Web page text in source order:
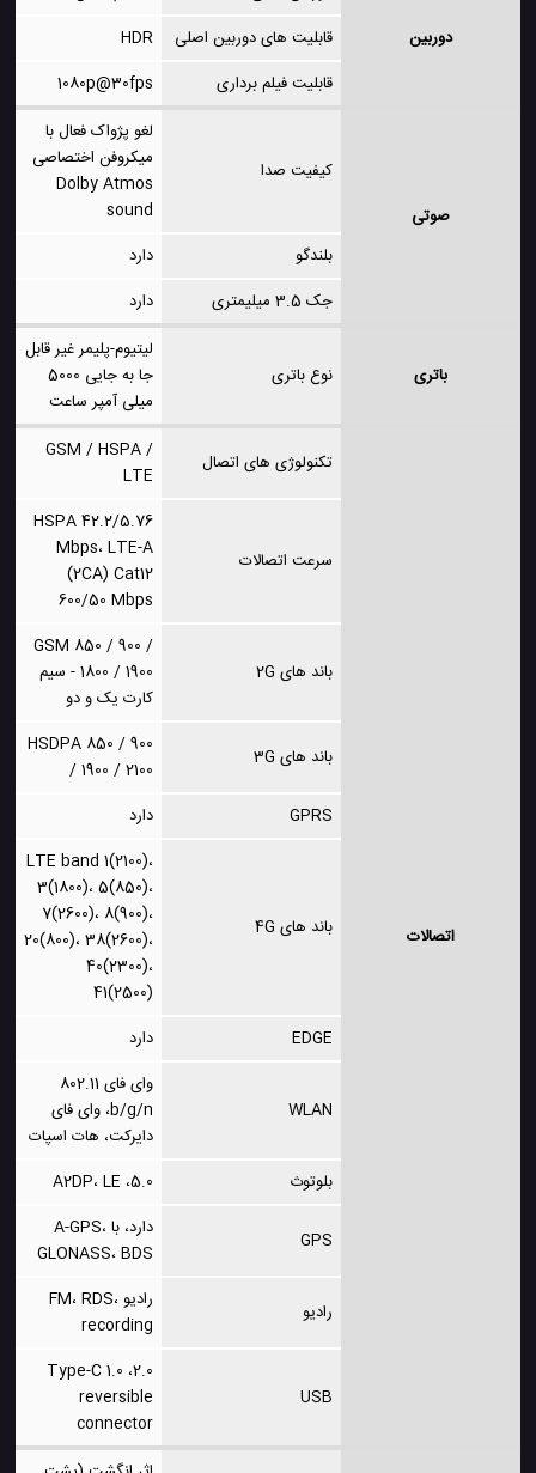
دوربین
قابلیت های دوربین اصلی
HDR
قابلیت فیلم برداری
1080p@30fps
صوتی
کیفیت صدا
لغو پژواک فعال با
میکروفن اختصاصی
Dolby Atmos
sound
بلندگو
دارد
جک 3.5 میلیمتری
دارد
باتری نوع باتری
لیتیوم-پلیمر غیر قابل
جا به جایی 5000
میلی آمپر ساعت
اتصالات
تکنولوژی های اتصال
GSM / HSPA /
LTE
سرعت اتصالات
HSPA 42.2/5.76
Mbps، LTE-A
(2CA) Cat12
600/50 Mbps
باند های 2G
GSM 850 / 900 /
1800 / 1900 - سیم
کارت یک و دو
باند های 3G
HSDPA 850 / 900
/ 1900 / 2100
GPRS
دارد
باند های 4G
LTE band 1(2100)،
3(1800)، 5(850)،
7(2600)، 8(900)،
20(800)، 38(2600)،
40(2300)،
41(2500)
EDGE
دارد
WLAN
وای فای 802.11
b/g/n، وای فای
دایرکت، هات اسپات
بلوتوث
5.0، A2DP، LE
GPS
دارد، با A-GPS،
GLONASS، BDS
رادیو
رادیو FM، RDS،
recording
USB
2.0، Type-C 1.0
reversible
connector